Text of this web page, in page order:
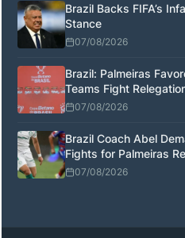
Brazil Backs FIFA’s
Stance
07/08/2026
Brazil: Palmeiras
Teams Fight
07/08/2026
Brazil Coach Abel
Fights for Palmeiras
07/08/2026